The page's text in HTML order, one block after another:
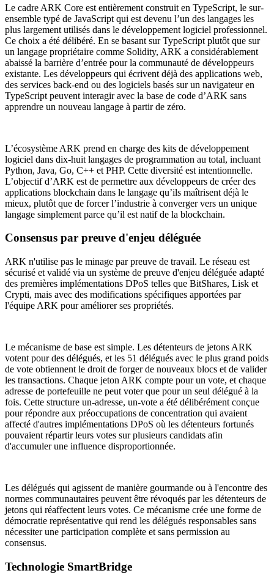
Le cadre ARK Core est entièrement construit en TypeScript, le sur-
ensemble typé de JavaScript qui est devenu l’un des langages les
plus largement utilisés dans le développement logiciel professionnel.
Ce choix a été délibéré. En se basant sur TypeScript plutôt que sur
un langage propriétaire comme Solidity, ARK a considérablement
abaissé la barrière d’entrée pour la communauté de développeurs
existante. Les développeurs qui écrivent déjà des applications web,
des services back-end ou des logiciels basés sur un navigateur en
TypeScript peuvent interagir avec la base de code d’ARK sans
apprendre un nouveau langage à partir de zéro.
L’écosystème ARK prend en charge des kits de développement
logiciel dans dix-huit langages de programmation au total, incluant
Python, Java, Go, C++ et PHP. Cette diversité est intentionnelle.
L’objectif d’ARK est de permettre aux développeurs de créer des
applications blockchain dans le langage qu’ils maîtrisent déjà le
mieux, plutôt que de forcer l’industrie à converger vers un unique
langage simplement parce qu’il est natif de la blockchain.
Consensus par preuve d'enjeu déléguée
ARK n'utilise pas le minage par preuve de travail. Le réseau est
sécurisé et validé via un système de preuve d'enjeu déléguée adapté
des premières implémentations DPoS telles que BitShares, Lisk et
Crypti, mais avec des modifications spécifiques apportées par
l'équipe ARK pour améliorer ses propriétés.
Le mécanisme de base est simple. Les détenteurs de jetons ARK
votent pour des délégués, et les 51 délégués avec le plus grand poids
de vote obtiennent le droit de forger de nouveaux blocs et de valider
les transactions. Chaque jeton ARK compte pour un vote, et chaque
adresse de portefeuille ne peut voter que pour un seul délégué à la
fois. Cette structure un-adresse, un-vote a été délibérément conçue
pour répondre aux préoccupations de concentration qui avaient
affecté d'autres implémentations DPoS où les détenteurs fortunés
pouvaient répartir leurs votes sur plusieurs candidats afin
d'accumuler une influence disproportionnée.
Les délégués qui agissent de manière gourmande ou à l'encontre des
normes communautaires peuvent être révoqués par les détenteurs de
jetons qui réaffectent leurs votes. Ce mécanisme crée une forme de
démocratie représentative qui rend les délégués responsables sans
nécessiter une participation complète et sans permission au
consensus.
Technologie SmartBridge